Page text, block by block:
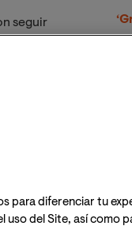
seguir
la
retirado
la
que
libro
ha puesto
para diferenciar tu
del Site, así como